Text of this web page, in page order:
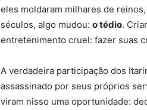
eles moldaram milhares de
séculos, algo mudou: o tédio.
entretenimento cruel: fazer suas
A verdadeira participação dos
assassinado por seus próprios
viram nisso uma oportunidade: